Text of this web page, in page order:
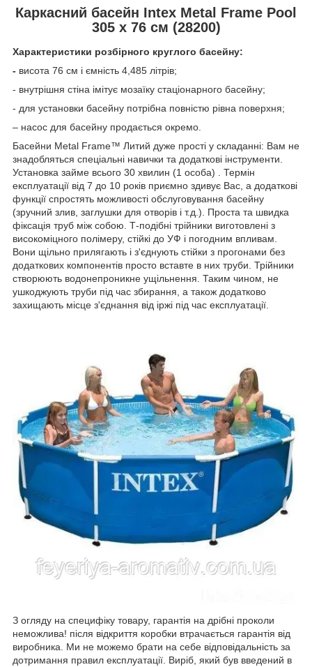
Каркасний басейн Intex Metal Frame Pool
305 х 76 см (28200)
Характеристики розбірного круглого басейну:
- висота 76 см і ємність 4,485 літрів;
- внутрішня стіна імітує мозаїку стаціонарного басейну;
- для установки басейну потрібна повністю рівна поверхня;
– насос для басейну продається окремо.
Басейни Metal Frame™ Литий дуже прості у складанні: Вам не
знадобляться спеціальні навички та додаткові інструменти.
Установка займе всього 30 хвилин (1 особа) . Термін
експлуатації від 7 до 10 років приємно здивує Вас, а додаткові
функції спростять можливості обслуговування басейну
(зручний злив, заглушки для отворів і т.д.). Проста та швидка
фіксація труб між собою. Т-подібні трійники виготовлені з
високоміцного полімеру, стійкі до УФ і погодним впливам.
Вони щільно прилягають і з'єднують стійки з прогонами без
додаткових компонентів просто вставте в них труби. Трійники
створюють водонепроникне ущільнення. Таким чином, не
ушкоджують труби під час збирання, а також додатково
захищають місце з'єднання від іржі під час експлуатації.
З огляду на специфіку товару, гарантія на дрібні проколи
неможлива! після відкриття коробки втрачається гарантія від
виробника. Ми не можемо брати на себе відповідальність за
дотримання правил експлуатації. Виріб, який був введений в